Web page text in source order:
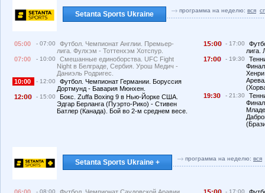
Setanta Sports Ukraine программа на неделю: вся
05:00 - 07:00
Футбол. Чемпионат Англии. Премьер-
лига. Фулхэм - Тоттенхэм Хотспур.
07:00
- 10:00
Смешанные единоборства. UFC Fight
Night в Белграде, Сербия. Урош Медич -
Даниэль Родригес.
10:00
- 12:00
Футбол. Чемпионат Германии. Боруссия
Дортмунд - Бавария Мюнхен.
12:
- 15:00
Бокс. Zuffa Boxing 9 в Нью-Йорке США.
Эдгар Берланга (Пуэрто-Рико) - Стивен
Батлер (Канада). Бой во 2-м среднем весе.
1 : - 17:00
лига.
17:
- 19:30
19:3
- 21:30
Setanta Sports Ukraine + программа на неделю: вся
- 08:00 - 17:00